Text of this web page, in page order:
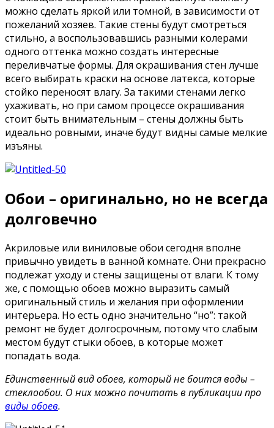
можно сделать яркой или томной, в зависимости от
пожеланий хозяев. Такие стены будут смотреться
стильно, а воспользовавшись разными колерами
одного оттенка можно создать интересные
переливчатые формы. Для окрашивания стен лучше
всего выбирать краски на основе латекса, которые
стойко переносят влагу. За такими стенами легко
ухаживать, но при самом процессе окрашивания
стоит быть внимательным – стены должны быть
идеально ровными, иначе будут видны самые мелкие
изъяны.
Обои – оригинально, но не всегда
долговечно
Акриловые или виниловые обои сегодня вполне
привычно увидеть в ванной комнате. Они прекрасно
подлежат уходу и стены защищены от влаги. К тому
же, с помощью обоев можно выразить самый
оригинальный стиль и желания при оформлении
интерьера. Но есть одно значительно “но”: такой
ремонт не будет долгосрочным, потому что слабым
местом будут стыки обоев, в которые может
попадать вода.
Единственный вид обоев, который не боится воды –
стеклообои. О них можно почитать в публикации про
виды обоев.